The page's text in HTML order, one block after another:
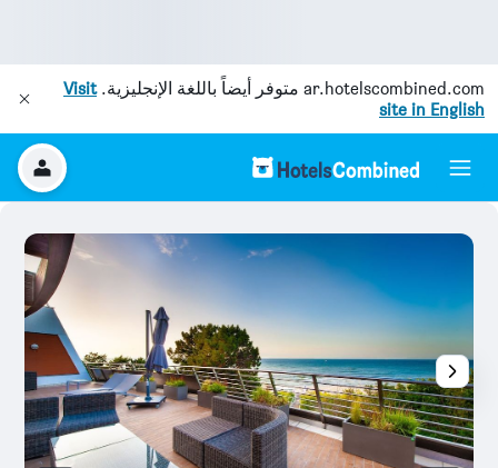
ar.hotelscombined.com متوفر أيضاً باللغة الإنجليزية.Visit
site in English